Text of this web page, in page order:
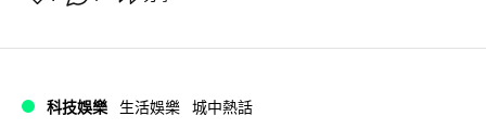
科技娛樂 生活娛樂 城中熱話